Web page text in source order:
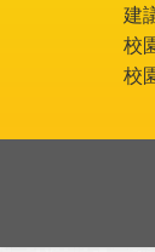
建
校
校